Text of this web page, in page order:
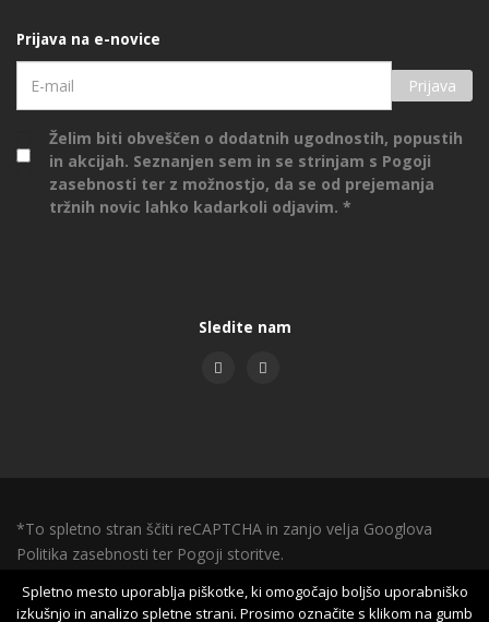
Prijava na e-novice
Prijava
Želim biti obveščen o dodatnih ugodnostih, popustih
in akcijah. Seznanjen sem in se strinjam s Pogoji
zasebnosti ter z možnostjo, da se od prejemanja
tržnih novic lahko kadarkoli odjavim.
Sledite nam
*To spletno stran ščiti reCAPTCHA in zanjo velja Googlova
Politika zasebnosti ter Pogoji storitve.
Arlen d.o.o. ©2017 - 2026 |Izdelava spletnih strani:NGN.SI
Spletno mesto uporablja piškotke, ki omogočajo boljšo uporabniško
izkušnjo in analizo spletne strani. Prosimo označite s klikom na gumb